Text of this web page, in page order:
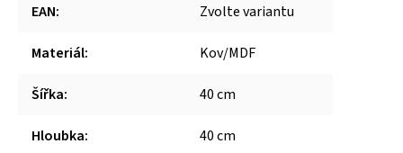
EAN: Zvolte variantu
Materiál: Kov/MDF
Šířka: 40 cm
Hloubka: 40 cm